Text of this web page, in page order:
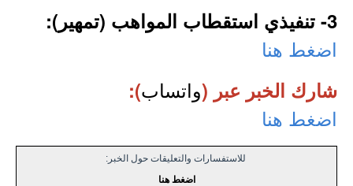
3- تنفيذي استقطاب المواهب (تمهير):
اضغط هنا
شارك الخبر عبر (واتساب):
اضغط هنا
للاستفسارات والتعليقات حول الخبر:
اضغط هنا